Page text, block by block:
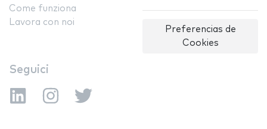
Come funziona
Lavora con noi
Preferencias de
Cookies
Seguici